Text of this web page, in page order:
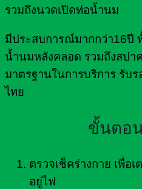
รวมถึงนวดเปิดท่อน้ำนม
มีประสบการณ์มากกว่า16ปี
น้ำนมหลังคลอด รวมถึงสปา
มาตรฐานในการบริการ รับ
ไทย
ขั้นตอ
ตรวจเช็คร่างกาย เพื่อ
อยู่ไฟ